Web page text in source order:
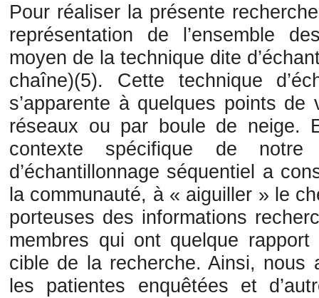
Pour réaliser la présente
représentation de l’ensemble
moyen de la technique dite
chaîne)(5). Cette technique
s’apparente à quelques points de
réseaux ou par boule de neige.
contexte spécifique de notre
d’échantillonnage séquentiel a
la communauté, à « aiguiller » le
porteuses des informations
membres qui ont quelque
cible de la recherche. Ainsi,
les patientes enquêtées et